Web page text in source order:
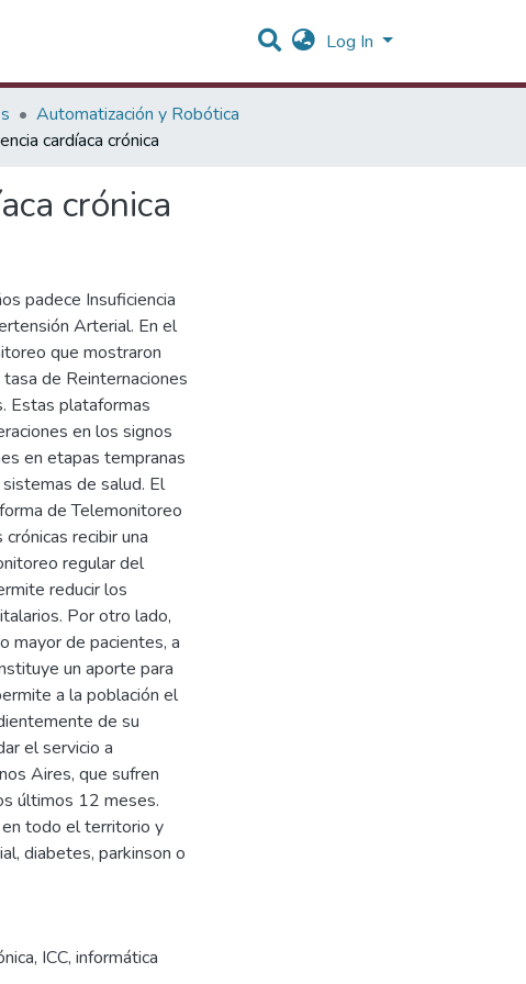
Log In
Automatización y Robótica
cardíaca crónica
crónica
padece Insuficiencia
Arterial. En el
que mostraron
de Reinternaciones
Estas plataformas
en los signos
en etapas tempranas
de salud. El
de Telemonitoreo
recibir una
regular del
reducir los
Por otro lado,
mayor de pacientes, a
un aporte para
a la población el
de su
el servicio a
Aires, que sufren
últimos 12 meses.
en todo el territorio y
diabetes, parkinson o
, ICC, informática